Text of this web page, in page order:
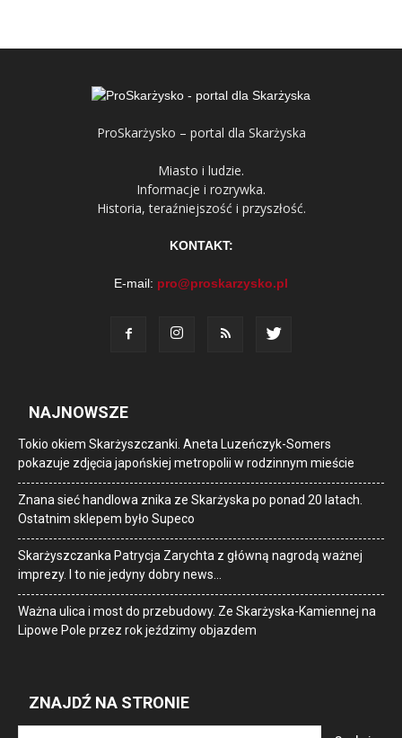
ProSkarżysko – portal dla Skarżyska
Miasto i ludzie.
Informacje i rozrywka.
Historia, teraźniejszość i przyszłość.
KONTAKT:
E-mail: pro@proskarzysko.pl
NAJNOWSZE
Tokio okiem Skarżyszczanki. Aneta Luzeńczyk-Somers
pokazuje zdjęcia japońskiej metropolii w rodzinnym mieście
Znana sieć handlowa znika ze Skarżyska po ponad 20 latach.
Ostatnim sklepem było Supeco
Skarżyszczanka Patrycja Zarychta z główną nagrodą ważnej
imprezy. I to nie jedyny dobry news…
Ważna ulica i most do przebudowy. Ze Skarżyska-Kamiennej na
Lipowe Pole przez rok jeździmy objazdem
ZNAJDŹ NA STRONIE